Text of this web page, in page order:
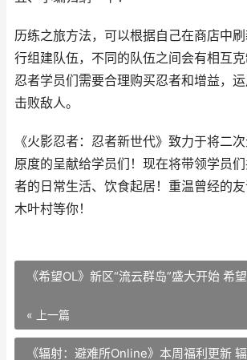
历练之旅方法，可以根据自己在商店中
行组建队伍，不同的队伍之间会有相互
忍者学员们需要合理购买忍者和增益，
击败敌人。
《火影忍者：忍者新世代》致力于将二
原度的呈献给学员们！现在将带领学员
者的日常生活、饮食起居！重温曾经的
木叶村等你！
《希望OL》新区“流云群岛”盛大开始 希
« 上一篇
《辐射：避难所Online》本周福利更新